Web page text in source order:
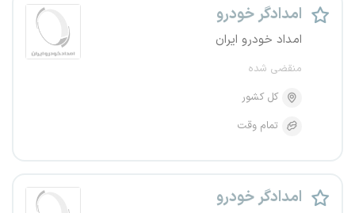
امدادگر خودرو
امداد خودرو ایران
منقضی شده
کل کشور
تمام وقت
امدادگر خودرو